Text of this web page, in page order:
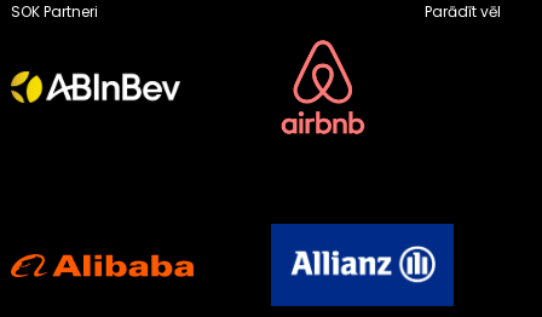
SOK Partneri Parādīt vēl